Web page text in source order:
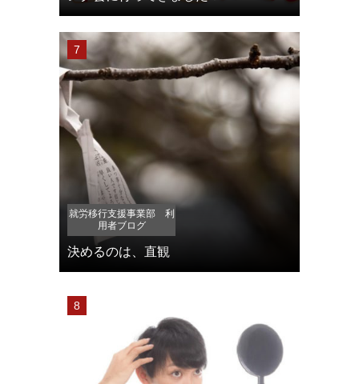
就労移行支援事業部 利
用者ブログ
決めるのは、直観